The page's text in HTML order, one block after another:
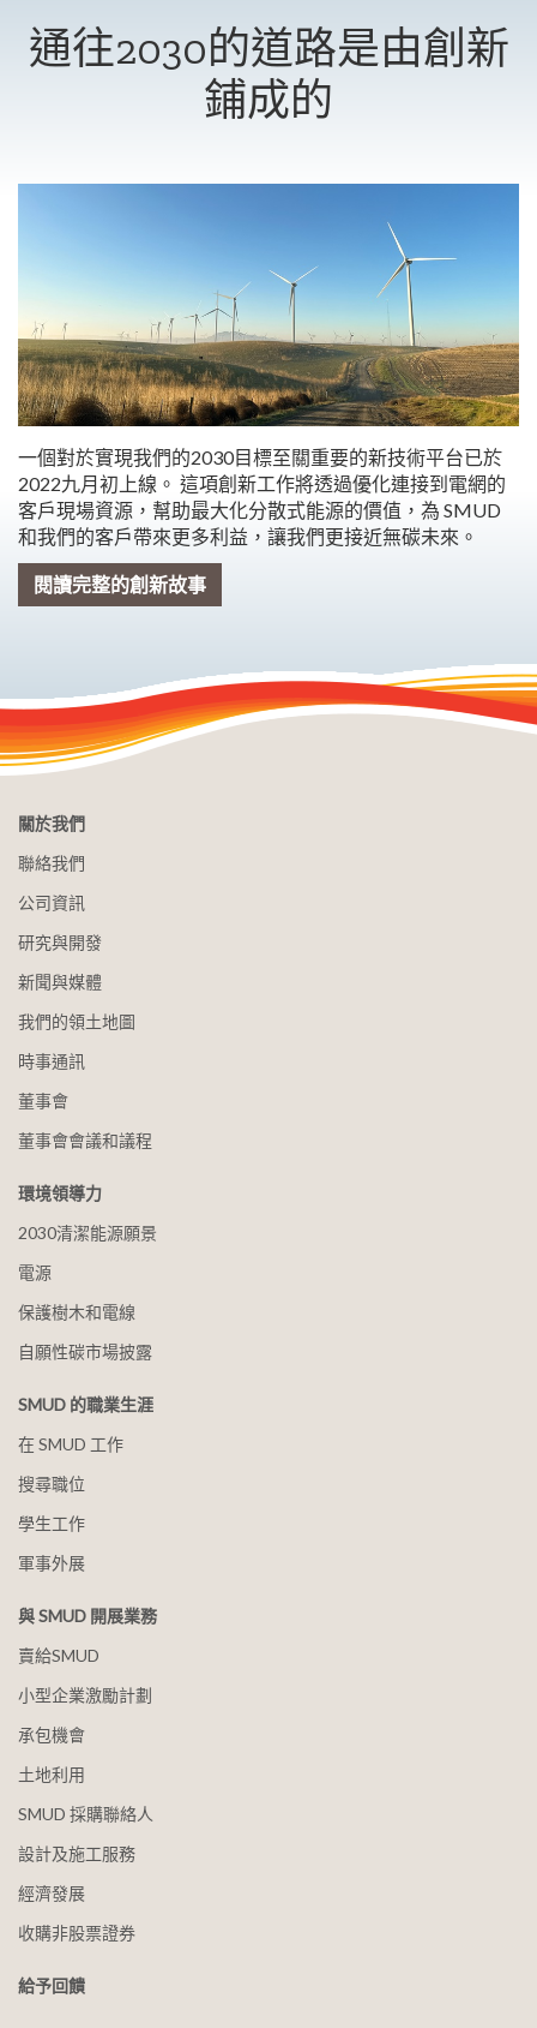
通往2030的道路是由創新
鋪成的
一個對於實現我們的2030目標至關重要的新技術平台已於
2022九月初上線。 這項創新工作將透過優化連接到電網的
客戶現場資源，幫助最大化分散式能源的價值，為 SMUD
和我們的客戶帶來更多利益，讓我們更接近無碳未來。
閱讀完整的創新故事
關於我們
聯絡我們
公司資訊
研究與開發
新聞與媒體
我們的領土地圖
時事通訊
董事會
董事會會議和議程
環境領導力
2030清潔能源願景
電源
保護樹木和電線
自願性碳市場披露
SMUD 的職業生涯
在 SMUD 工作
搜尋職位
學生工作
軍事外展
與 SMUD 開展業務
賣給SMUD
小型企業激勵計劃
承包機會
土地利用
SMUD 採購聯絡人
設計及施工服務
經濟發展
收購非股票證券
給予回饋